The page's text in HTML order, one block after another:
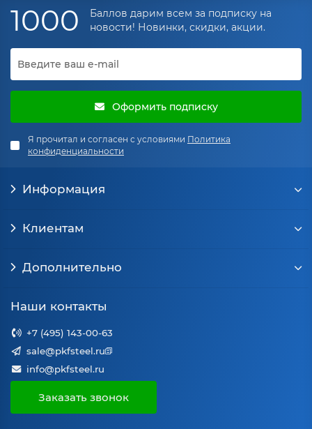
1000
Баллов дарим всем за подписку на
новости! Новинки, скидки, акции.
Оформить подписку
Я прочитал и согласен с условиями Политика
конфиденциальности
Информация
Клиентам
Дополнительно
Наши контакты
+7 (495) 143-00-63
sale@pkfsteel.ru
info@pkfsteel.ru
Заказать звонок